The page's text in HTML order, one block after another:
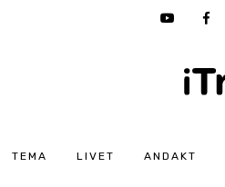
TEMA LIVET ANDAKT